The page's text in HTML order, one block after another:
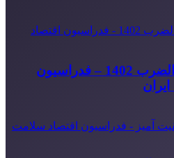
جشنواره امین‌الضرب 1402 – فدراسیون